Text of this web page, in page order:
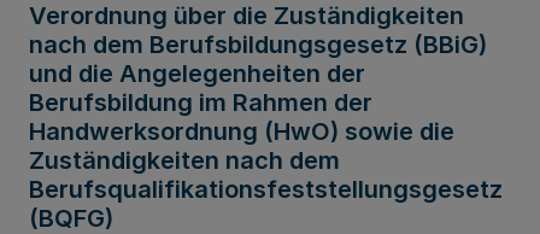
Verordnung über die Zuständigkeiten
nach dem Berufsbildungsgesetz (BBiG)
und die Angelegenheiten der
Berufsbildung im Rahmen der
Handwerksordnung (HwO) sowie die
Zuständigkeiten nach dem
Berufsqualifikationsfeststellungsgesetz
(BQFG)